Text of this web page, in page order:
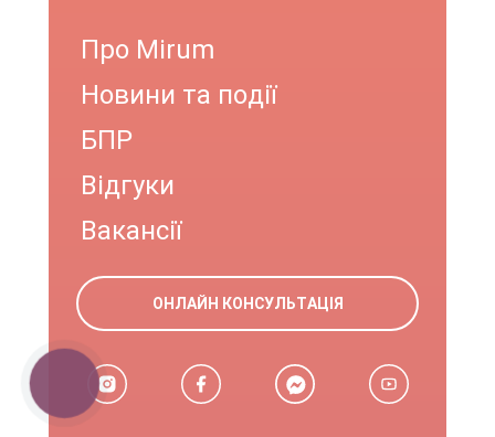
Про Mirum
Новини та події
БПР
Відгуки
Вакансії
ОНЛАЙН КОНСУЛЬТАЦІЯ